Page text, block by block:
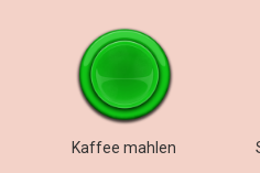
Kaffee mahlen